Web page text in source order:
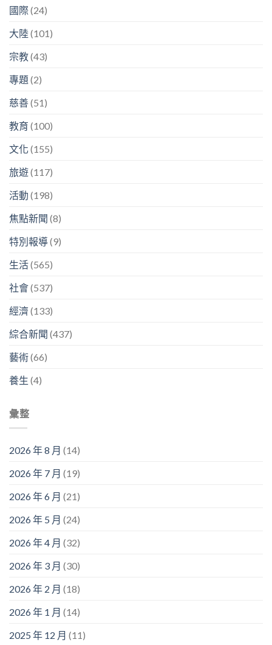
國際(24)
大陸(101)
宗教(43)
專題(2)
慈善(51)
教育 (100)
文化 (155)
旅遊(117)
活動 (198)
焦點新聞 (8)
特別報導(9)
生活(565)
社會(537)
經濟 (133)
綜合新聞 (437)
藝術(66)
養生 (4)
彙整
2026 年 8 月 (14)
2026 年 7 月 (19)
2026 年 6 月 (21)
2026 年 5 月 (24)
2026 年 4 月 (32)
2026 年 3 月 (30)
2026 年 2 月 (18)
2026 年 1 月 (14)
2025 年 12 月 (11)